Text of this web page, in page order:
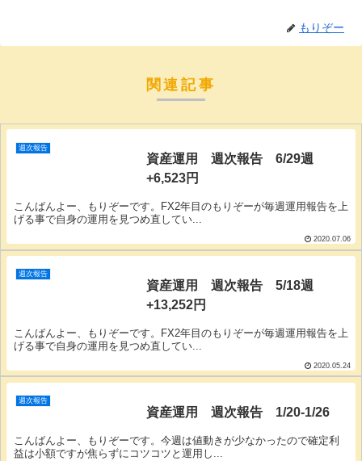
もりぞー
関連記事
週次報告
資産運用 週次報告 6/29週
+6,523円
こんばんよー、もりぞーです。FX2年目のもりぞーが毎週運用報告を上
げる事で自身の運用を見つめ直してい...
2020.07.06
週次報告
資産運用 週次報告 5/18週
+13,252円
こんばんよー、もりぞーです。FX2年目のもりぞーが毎週運用報告を上
げる事で自身の運用を見つめ直してい...
2020.05.24
週次報告
資産運用 週次報告 1/20-1/26
こんばんよー、もりぞーです。今週は値動きが少なかったので確定利
益は小額ですが焦らずにコツコツと運用し...